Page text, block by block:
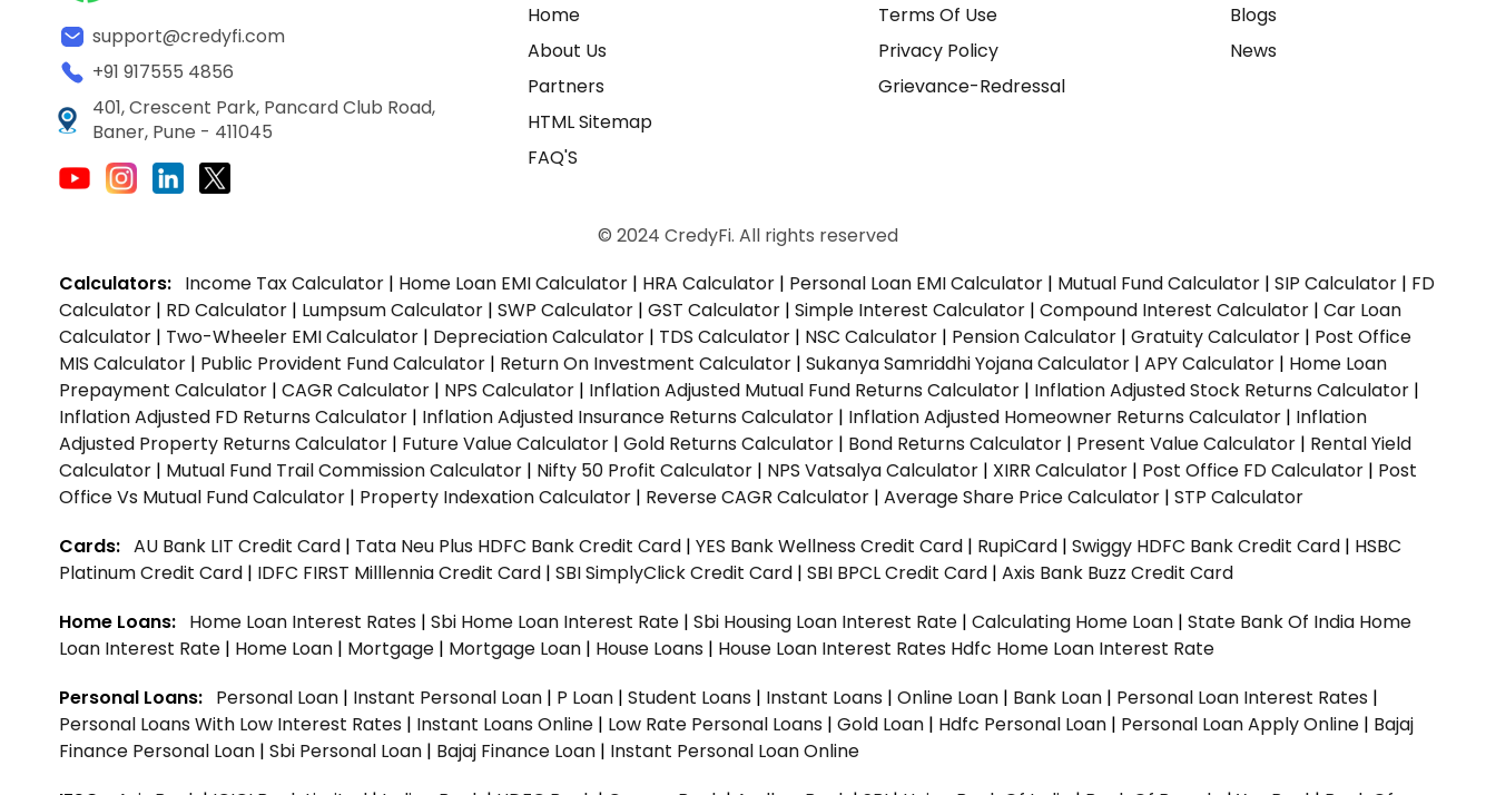
support@credyfi.com
+91 917555 4856
401, Crescent Park, Pancard Club Road,
Baner, Pune - 411045
Home
About Us
Partners
HTML Sitemap
FAQ'S
Terms Of Use
Privacy Policy
Grievance-Redressal
Blogs
News
© 2024 CredyFi. All rights reserved
Calculators: Income Tax Calculator | Home Loan EMI Calculator | HRA Calculator | Personal Loan EMI Calculator | Mutual Fund Calculator | SIP Calculator | FD
Calculator | RD Calculator | Lumpsum Calculator | SWP Calculator | GST Calculator | Simple Interest Calculator | Compound Interest Calculator | Car Loan
Calculator | Two-Wheeler EMI Calculator | Depreciation Calculator | TDS Calculator | NSC Calculator | Pension Calculator | Gratuity Calculator | Post Office
MIS Calculator | Public Provident Fund Calculator | Return On Investment Calculator | Sukanya Samriddhi Yojana Calculator | APY Calculator | Home Loan
Prepayment Calculator | CAGR Calculator | NPS Calculator | Inflation Adjusted Mutual Fund Returns Calculator | Inflation Adjusted Stock Returns Calculator |
Inflation Adjusted FD Returns Calculator | Inflation Adjusted Insurance Returns Calculator | Inflation Adjusted Homeowner Returns Calculator | Inflation
Adjusted Property Returns Calculator | Future Value Calculator | Gold Returns Calculator | Bond Returns Calculator | Present Value Calculator | Rental Yield
Calculator | Mutual Fund Trail Commission Calculator | Nifty 50 Profit Calculator | NPS Vatsalya Calculator | XIRR Calculator | Post Office FD Calculator | Post
Office Vs Mutual Fund Calculator | Property Indexation Calculator | Reverse CAGR Calculator | Average Share Price Calculator | STP Calculator
Cards: AU Bank LIT Credit Card | Tata Neu Plus HDFC Bank Credit Card | YES Bank Wellness Credit Card | RupiCard | Swiggy HDFC Bank Credit Card | HSBC
Platinum Credit Card | IDFC FIRST Milllennia Credit Card | SBI SimplyClick Credit Card | SBI BPCL Credit Card | Axis Bank Buzz Credit Card
Home Loans: Home Loan Interest Rates | Sbi Home Loan Interest Rate | Sbi Housing Loan Interest Rate | Calculating Home Loan | State Bank Of India Home
Loan Interest Rate | Home Loan | Mortgage | Mortgage Loan | House Loans | House Loan Interest Rates Hdfc Home Loan Interest Rate
Personal Loans: Personal Loan | Instant Personal Loan | P Loan | Student Loans | Instant Loans | Online Loan | Bank Loan | Personal Loan Interest Rates |
Personal Loans With Low Interest Rates | Instant Loans Online | Low Rate Personal Loans | Gold Loan | Hdfc Personal Loan | Personal Loan Apply Online | Bajaj
Finance Personal Loan | Sbi Personal Loan | Bajaj Finance Loan | Instant Personal Loan Online